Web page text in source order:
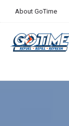
About GoTime